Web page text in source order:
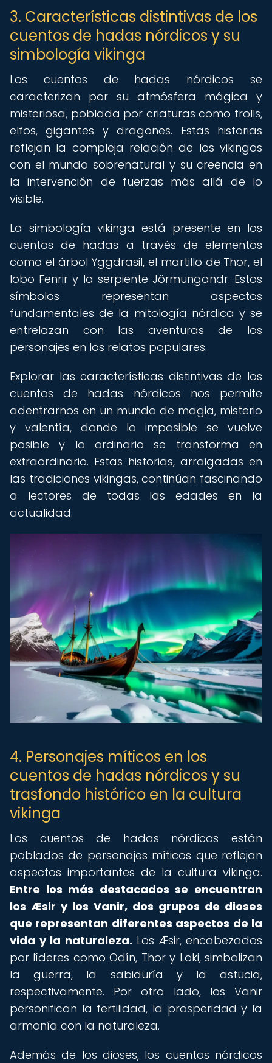
3. Características distintivas de los
cuentos de hadas nórdicos y su
simbología vikinga
Los cuentos de hadas nórdicos se
caracterizan por su atmósfera mágica y
misteriosa, poblada por criaturas como trolls,
elfos, gigantes y dragones. Estas historias
reflejan la compleja relación de los vikingos
con el mundo sobrenatural y su creencia en
la intervención de fuerzas más allá de lo
visible.
La simbología vikinga está presente en los
cuentos de hadas a través de elementos
como el árbol Yggdrasil, el martillo de Thor, el
lobo Fenrir y la serpiente Jörmungandr. Estos
símbolos representan aspectos
fundamentales de la mitología nórdica y se
entrelazan con las aventuras de los
personajes en los relatos populares.
Explorar las características distintivas de los
cuentos de hadas nórdicos nos permite
adentrarnos en un mundo de magia, misterio
y valentía, donde lo imposible se vuelve
posible y lo ordinario se transforma en
extraordinario. Estas historias, arraigadas en
las tradiciones vikingas, continúan fascinando
a lectores de todas las edades en la
actualidad.
4. Personajes míticos en los
cuentos de hadas nórdicos y su
trasfondo histórico en la cultura
vikinga
Los cuentos de hadas nórdicos están
poblados de personajes míticos que reflejan
aspectos importantes de la cultura vikinga.
Entre los más destacados se encuentran
los Æsir y los Vanir, dos grupos de dioses
que representan diferentes aspectos de la
vida y la naturaleza. Los Æsir, encabezados
por líderes como Odín, Thor y Loki, simbolizan
la guerra, la sabiduría y la astucia,
respectivamente. Por otro lado, los Vanir
personifican la fertilidad, la prosperidad y la
armonía con la naturaleza.
Además de los dioses, los cuentos nórdicos